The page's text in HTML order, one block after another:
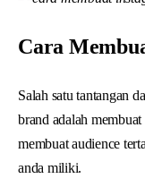
Cara
Salah satu tantangan
brand adalah
membuat audience
anda miliki.